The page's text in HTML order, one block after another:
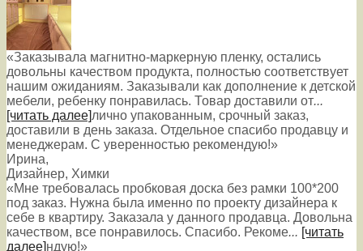
«Заказывала магнитно-маркерную пленку, остались
довольны качеством продукта, полностью соответствует
нашим ожиданиям. Заказывали как дополнение к детской
мебели, ребенку понравилась. Товар доставили от...
[читать далее]лично упакованным, срочный заказ,
доставили в день заказа. Отдельное спасибо продавцу и
менеджерам. С уверенностью рекомендую!»
Ирина,
Дизайнер, Химки
«Мне требовалась пробковая доска без рамки 100*200
под заказ. Нужна была именно по проекту дизайнера к
себе в квартиру. Заказала у данного продавца. Довольна
качеством, все понравилось. Спасибо. Рекоме... [читать
далее]ндую!»